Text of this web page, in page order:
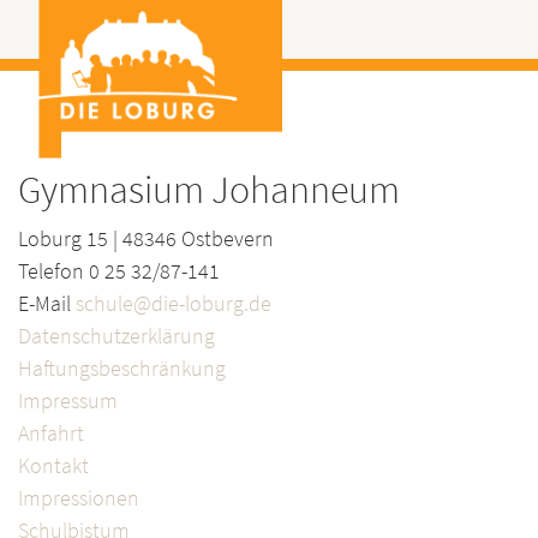
Gymnasium Johanneum
Loburg 15 | 48346 Ostbevern
Telefon 0 25 32/87-141
E-Mail schule@die-loburg.de
Datenschutzerklärung
Haftungsbeschränkung
Impressum
Anfahrt
Kontakt
Impressionen
Schulbistum